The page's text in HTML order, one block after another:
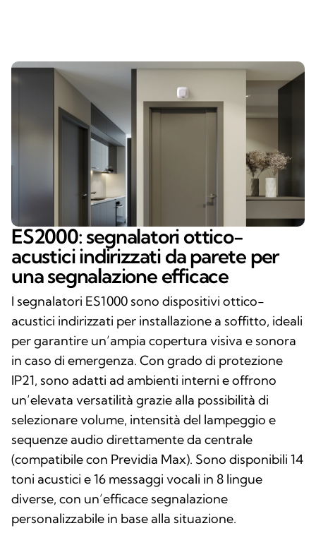
ES2000: segnalatori ottico-
acustici indirizzati da parete per
una segnalazione efficace
I segnalatori ES1000 sono dispositivi ottico-
acustici indirizzati per installazione a soffitto, ideali
per garantire un’ampia copertura visiva e sonora
in caso di emergenza. Con grado di protezione
IP21, sono adatti ad ambienti interni e offrono
un’elevata versatilità grazie alla possibilità di
selezionare volume, intensità del lampeggio e
sequenze audio direttamente da centrale
(compatibile con Previdia Max). Sono disponibili 14
toni acustici e 16 messaggi vocali in 8 lingue
diverse, con un’efficace segnalazione
personalizzabile in base alla situazione.